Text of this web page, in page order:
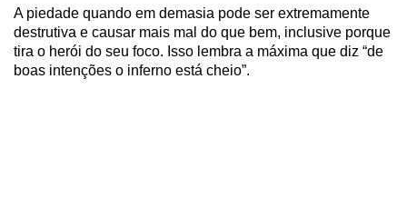
A piedade quando em demasia pode ser extremamente
destrutiva e causar mais mal do que bem, inclusive porque
tira o herói do seu foco. Isso lembra a máxima que diz “de
boas intenções o inferno está cheio”.